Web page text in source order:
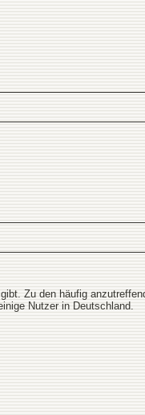
Zu den häufig
Nutzer in Deutschland.